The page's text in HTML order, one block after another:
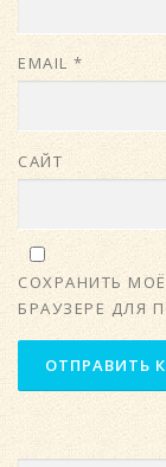
EMAIL *
САЙТ
СОХРАНИТЬ
БРАУЗЕРЕ ДЛЯ